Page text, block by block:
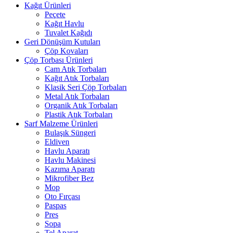
Kağıt Ürünleri
Peçete
Kağıt Havlu
Tuvalet Kağıdı
Geri Dönüşüm Kutuları
Çöp Kovaları
Çöp Torbası Ürünleri
Cam Atık Torbaları
Kağıt Atık Torbaları
Klasik Seri Çöp Torbaları
Metal Atık Torbaları
Organik Atık Torbaları
Plastik Atık Torbaları
Sarf Malzeme Ürünleri
Bulaşık Süngeri
Eldiven
Havlu Aparatı
Havlu Makinesi
Kazıma Aparatı
Mikrofiber Bez
Mop
Oto Fırçası
Paspas
Pres
Sopa